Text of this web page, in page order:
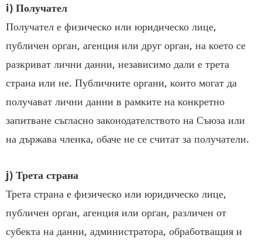
i) Получател
Получател е физическо или юридическо лице,
публичен орган, агенция или друг орган, на което се
разкриват лични данни, независимо дали е трета
страна или не. Публичните органи, които могат да
получават лични данни в рамките на конкретно
запитване съгласно законодателството на Съюза или
на държава членка, обаче не се считат за получатели.
j) Трета страна
Трета страна е физическо или юридическо лице,
публичен орган, агенция или орган, различен от
субекта на данни, администратора, обработващия и